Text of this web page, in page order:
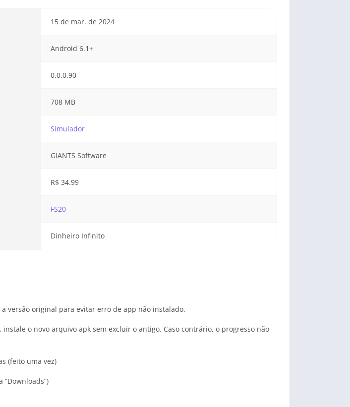
15 de mar. de 2024
Android 6.1+
0.0.0.90
708 MB
Simulador
GIANTS Software
R$ 34.99
FS20
Dinheiro Infinito
versão original para evitar erro de app não instalado.
o novo arquivo apk sem excluir o antigo. Caso contrário, o progresso não
(feito uma vez)